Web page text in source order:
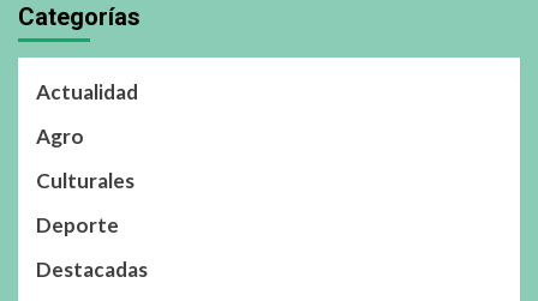
Categorías
Actualidad
Agro
Culturales
Deporte
Destacadas